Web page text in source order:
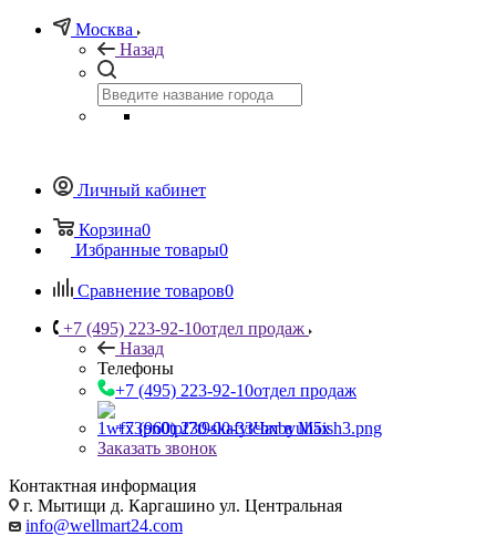
Москва
Назад
Личный кабинет
Корзина0
Избранные товары0
Сравнение товаров0
+7 (495) 223-92-10отдел продаж
Назад
Телефоны
+7 (495) 223-92-10отдел продаж
+7 (960) 230-00-33Чат в Max
Заказать звонок
Контактная информация
г. Мытищи д. Каргашино ул. Центральная
info@wellmart24.com